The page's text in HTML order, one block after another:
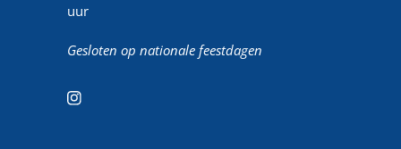
uur
Gesloten op nationale feestdagen